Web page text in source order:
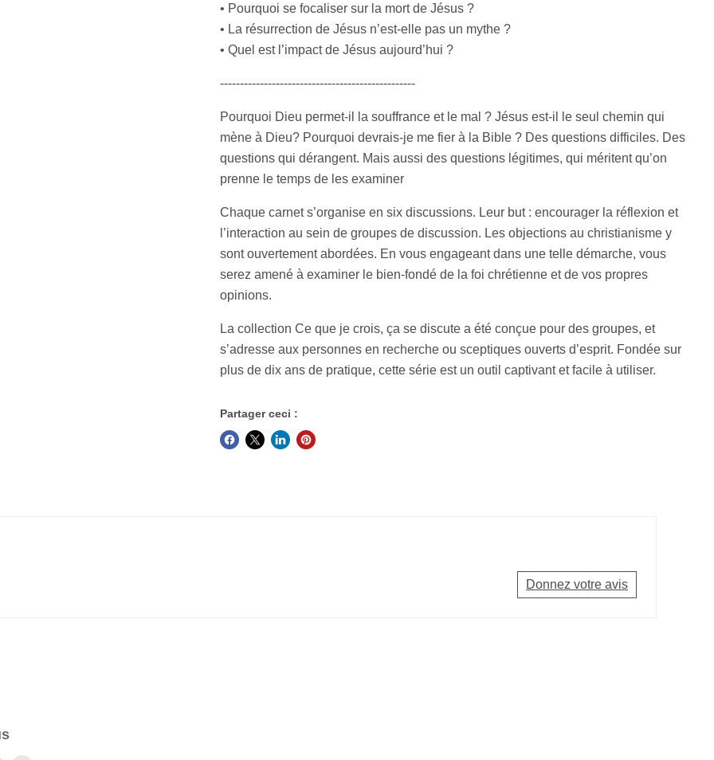
• Pourquoi se focaliser sur la mort de Jésus ?
• La résurrection de Jésus n’est-elle pas un mythe ?
• Quel est l’impact de Jésus aujourd’hui ?
-------------------------------------------------
Pourquoi Dieu permet-il la souffrance et le mal ? Jésus est-il le seul chemin qui
mène à Dieu? Pourquoi devrais-je me fier à la Bible ? Des questions difficiles. Des
questions qui dérangent. Mais aussi des questions légitimes, qui méritent qu’on
prenne le temps de les examiner
Chaque carnet s’organise en six discussions. Leur but : encourager la réflexion et
l’interaction au sein de groupes de discussion. Les objections au christianisme y
sont ouvertement abordées. En vous engageant dans une telle démarche, vous
serez amené à examiner le bien-fondé de la foi chrétienne et de vos propres
opinions.
La collection Ce que je crois, ça se discute a été conçue pour des groupes, et
s’adresse aux personnes en recherche ou sceptiques ouverts d’esprit. Fondée sur
plus de dix ans de pratique, cette série est un outil captivant et facile à utiliser.
Partager ceci :
Donnez votre avis